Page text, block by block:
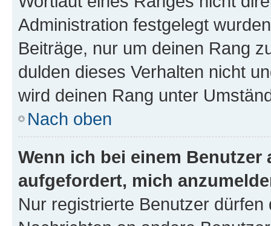
Administration festgelegt
Beiträge, nur um deinen Rang
dulden dieses Verhalten nicht
wird deinen Rang unter
Nach oben
Wenn ich bei einem
aufgefordert, mich
Nur registrierte Benutzer